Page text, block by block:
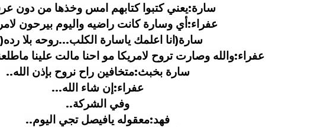
سارة:يعني كتبوا كتابهم امس وخذها من دون
عفراء:أي وسارة كانت راضيه واليوم بيرحون
سارة(انا اعلمك ياسارة الكلب...روحه بلا رده
عفراء:والله وصارت تروح لامريكا مو احنا مالت علينا
سارة بخبث:متخافين راح نروح بإذن الله..
عفراء:إن شاء الله...
وفي الشركة..
فهد:معقوله يافيصل تجي اليوم..